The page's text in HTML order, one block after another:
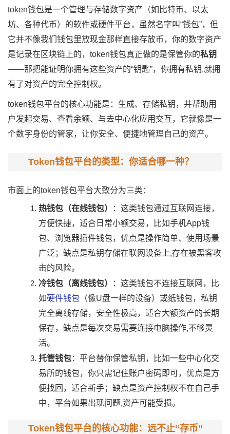
token钱包是一个管理与存储数字资产（如比特币、以太
坊、各种代币）的软件或硬件平台，虽然名字叫“钱包”，但
它并不像我们钱包里放现金那样直接存放币，你的数字资产
是记录在区块链上的，token钱包真正做的是保管你的私钥
——那把能证明你拥有这些资产的“钥匙”，你拥有私钥,就拥
有了对资产的完全控制权。
token钱包平台的核心功能是：生成、存储私钥，并帮助用
户发起交易、查看余额、与去中心化应用交互，它就像是一
个数字身份的管家，让你安全、便捷地管理自己的资产。
Token钱包平台的类型：你适合哪一种？
市面上的token钱包平台大致分为三类：
热钱包（在线钱包）
：这类钱包通过互联网连接，
方便快捷，适合日常小额交易，比如手机App钱
包、浏览器插件钱包，优点是操作简单、使用场景
广泛；缺点是私钥存储在联网设备上,存在被黑客攻
击的风险。
冷钱包（离线钱包）
：这类钱包不连接互联网，比
如硬件钱包 （像U盘一样的设备）或纸钱包，私钥
完全离线存储，安全性极高，适合大额资产的长期
保存，缺点是每次交易需要连接电脑操作,不够灵
活。
托管钱包：平台替你保管私钥，比如一些中心化交
易所的钱包，你只需记住账户密码即可，优点是方
便找回，适合新手；缺点是资产控制权不在自己手
中，平台如果出现问题,资产可能受损。
Token钱包平台的核心功能：远不止“存币”